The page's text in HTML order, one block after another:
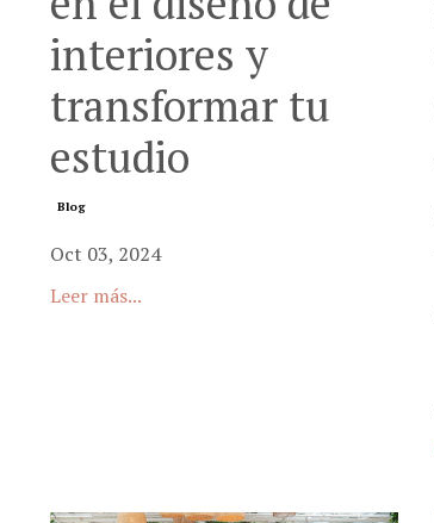
interiores y
transformar tu
estudio
Blog
Oct 03, 2024
Leer más...